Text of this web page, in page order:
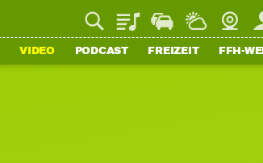
PlaylistStaupilotWetter
VIDEO PODCAST FREIZEIT FFH-